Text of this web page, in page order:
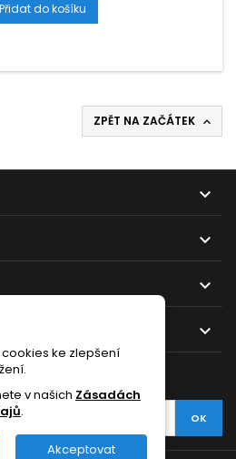
Přidat do košíku
ZPĚT NA ZAČÁTEK 




ke zlepšení
v našich Zásadách
.
Akceptovat
NOVINEK